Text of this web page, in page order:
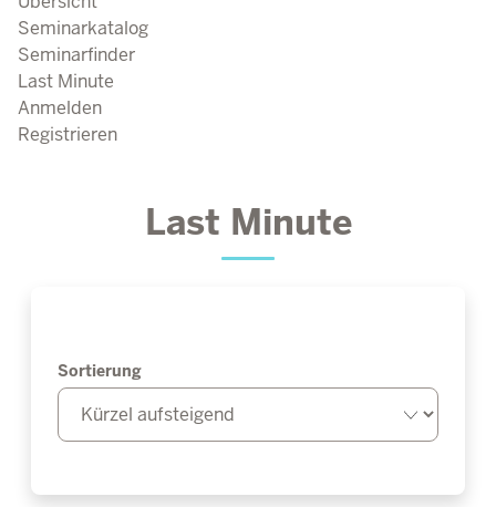
Seminarkatalog
Seminarfinder
Last Minute
Anmelden
Registrieren
Last Minute
Sortierung